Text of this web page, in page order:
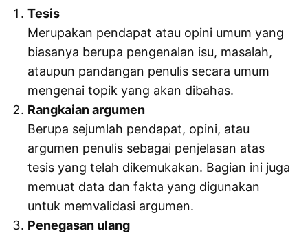
Tesis
Merupakan pendapat atau opini umum yang
biasanya berupa pengenalan isu, masalah,
ataupun pandangan penulis secara umum
mengenai topik yang akan dibahas.
Rangkaian argumen
Berupa sejumlah pendapat, opini, atau
argumen penulis sebagai penjelasan atas
tesis yang telah dikemukakan. Bagian ini juga
memuat data dan fakta yang digunakan
untuk memvalidasi argumen.
Penegasan ulang